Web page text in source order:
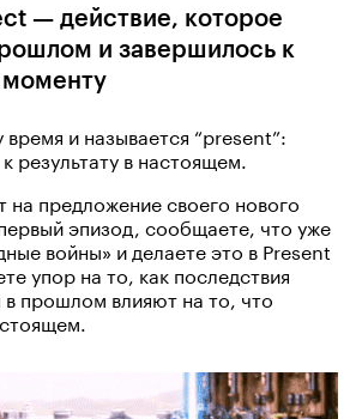
— действие, которое
и завершилось к
и называется “present”:
результату в настоящем.
на предложение своего нового
эпизод, сообщаете, что уже
войны» и делаете это в Present
упор на то, как последствия
прошлом влияют на то, что